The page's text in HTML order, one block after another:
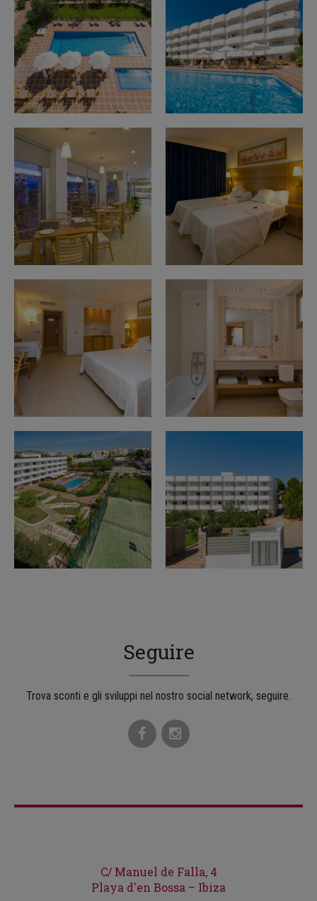
Seguire
Trova sconti e gli sviluppi nel nostro social network, seguire.
C/ Manuel de Falla, 4
Playa d'en Bossa – Ibiza